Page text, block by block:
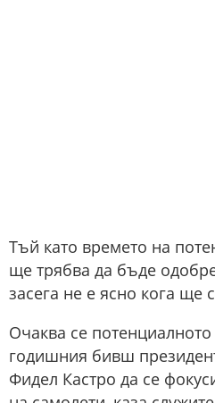
Тъй като времето на
ще трябва да бъде
засега не е ясно кога ще
Очаква се
годишния бивш
Фидел Кастро да се